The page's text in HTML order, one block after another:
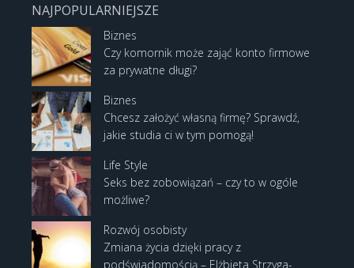
NAJPOPULARNIEJSZE
Biznes
Czy komornik może zająć konto firmowe
za prywatne długi?
Biznes
Chcesz założyć własną firmę? Sprawdź,
jakie studia ci w tym pomogą!
Life Style
Seks bez zobowiązań – czy to w ogóle
możliwe?
Rozwój osobisty
Zmiana życia dzięki pracy z
podświadomością – Elżbieta Strzyga-